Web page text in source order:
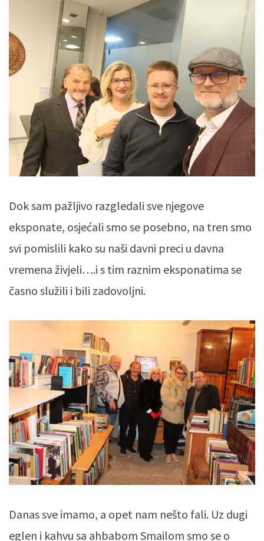
Dok sam pažljivo razgledali sve njegove
eksponate, osjećali smo se posebno, na tren smo
svi pomislili kako su naši davni preci u davna
vremena živjeli….i s tim raznim eksponatima se
časno služili i bili zadovoljni.
Danas sve imamo, a opet nam nešto fali. Uz dugi
eglen i kahvu sa ahbabom Smailom smo se o